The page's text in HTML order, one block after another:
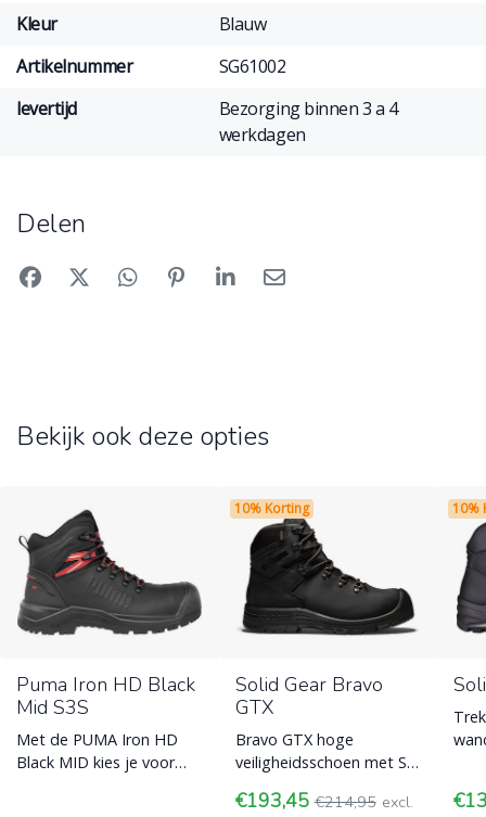
Kleur
Blauw
Artikelnummer
SG61002
levertijd
Bezorging binnen 3 a 4
werkdagen
Delen
Bekijk ook deze opties
Puma Iron HD Black
Mid S3S
Met de PUMA Iron HD
Black MID kies je voor
10% Korting
Solid Gear Bravo
GTX
Bravo GTX hoge
veiligheidsschoen met S3
olie- en slipbestendige
€193,45€214,95 excl.
10%